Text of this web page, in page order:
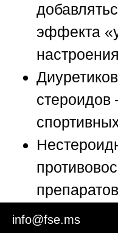
эффекта
стероидов
включая
info@fse.ms